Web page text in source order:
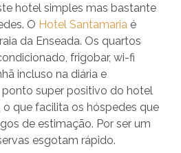
hotel simples mas bastante
O Hotel Santamaria é
da Enseada. Os quartos
frigobar, wi-fi
incluso na diária e
super positivo do hotel
o que facilita os hóspedes que
de estimação. Por ser um
esgotam rápido.